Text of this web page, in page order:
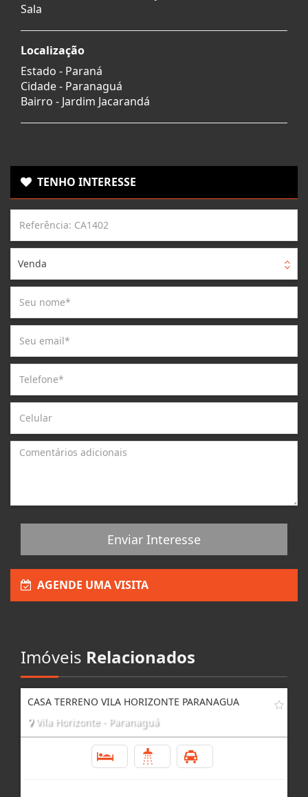
Sala
Localização
Estado - Paraná
Cidade - Paranaguá
Bairro - Jardim Jacarandá
TENHO INTERESSE
Venda
Enviar Interesse
AGENDE UMA VISITA
Imóveis Relacionados
CASA TERRENO VILA HORIZONTE PARANAGUA
Vila Horizonte - Paranaguá